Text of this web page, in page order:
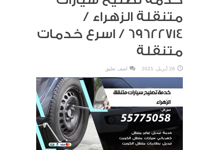
متنقلة الزهراء /
69622714‬ / اسرع خدمات
متنقلة
26 أبريل، 2021 اضف تعليق